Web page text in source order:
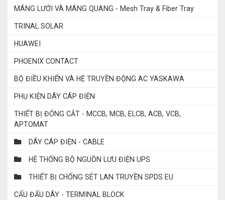
MÁNG LƯỚI VÀ MÁNG QUANG - Mesh Tray & Fiber Tray
TRINAL SOLAR
HUAWEI
PHOENIX CONTACT
BỘ ĐIỀU KHIỂN VÀ HỆ TRUYỀN ĐỘNG AC YASKAWA
PHỤ KIỆN DÂY CÁP ĐIỆN
THIẾT BỊ ĐÓNG CẮT - MCCB, MCB, ELCB, ACB, VCB,
APTOMAT
DÂY CÁP ĐIỆN - CABLE
HỆ THỐNG BỘ NGUỒN LƯU ĐIỆN UPS
THIẾT BỊ CHỐNG SÉT LAN TRUYỀN SPDS EU
CẤU ĐẤU DÂY - TERMINAL BLOCK